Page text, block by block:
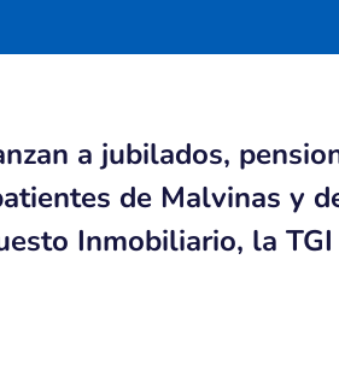
a jubilados,
de Malvinas y
Inmobiliario, la